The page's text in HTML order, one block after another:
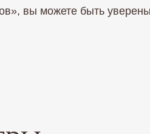
вы можете быть